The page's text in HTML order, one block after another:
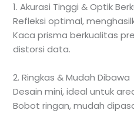
1. Akurasi Tinggi & Optik
Refleksi optimal,
Kaca prisma berkualitas
distorsi data.
2. Ringkas & Mudah Dibawa
Desain mini, ideal untuk
Bobot ringan, mudah